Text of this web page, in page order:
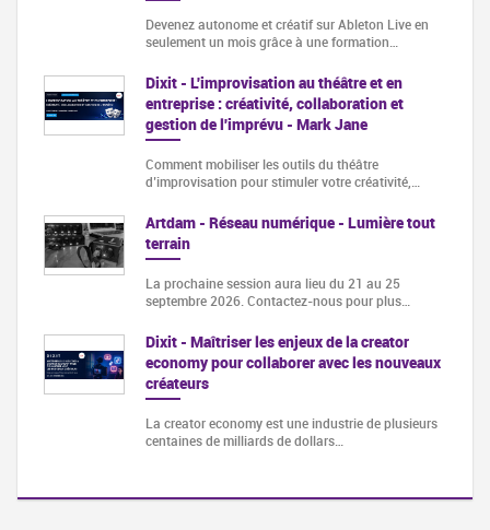
Devenez autonome et créatif sur Ableton Live en
seulement un mois grâce à une formation…
Dixit - L'improvisation au théâtre et en
entreprise : créativité, collaboration et
gestion de l'imprévu - Mark Jane
Comment mobiliser les outils du théâtre
d’improvisation pour stimuler votre créativité,…
Artdam - Réseau numérique - Lumière tout
terrain
La prochaine session aura lieu du 21 au 25
septembre 2026. Contactez-nous pour plus…
Dixit - Maîtriser les enjeux de la creator
economy pour collaborer avec les nouveaux
créateurs
La creator economy est une industrie de plusieurs
centaines de milliards de dollars…